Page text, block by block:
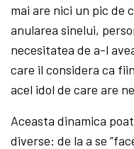
mai are nici un pic de
anularea sinelui,
necesitatea de a-l
care il considera ca
acel idol de care are
Aceasta dinamica
diverse: de la a se